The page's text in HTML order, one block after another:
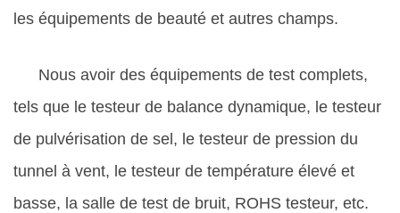
les équipements de beauté et autres champs.
Nous avoir des équipements de test complets,
tels que le testeur de balance dynamique, le testeur
de pulvérisation de sel, le testeur de pression du
tunnel à vent, le testeur de température élevé et
basse, la salle de test de bruit, ROHS testeur, etc.